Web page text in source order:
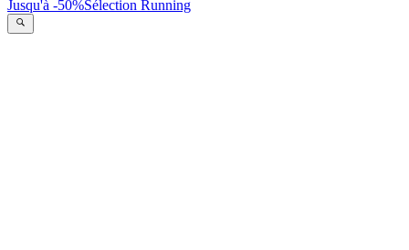
Jusqu'à -50%Sélection Running